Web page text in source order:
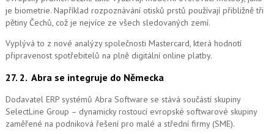
je biometrie. Například rozpoznávání otisků prstů používají přibližně tři
pětiny Čechů, což je nejvíce ze všech sledovaných zemí.
Vyplývá to z nové analýzy společnosti Mastercard, která hodnotí
připravenost spotřebitelů na plně digitální online platby.
27. 2. Abra se integruje do Německa
Dodavatel ERP systémů Abra Software se stává součástí skupiny
SelectLine Group – dynamicky rostoucí evropské softwarové skupiny
zaměřené na podniková řešení pro malé a střední firmy (SME).